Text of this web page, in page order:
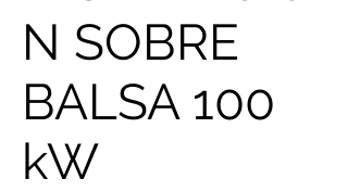
N SOBRE
BALSA 100
kW